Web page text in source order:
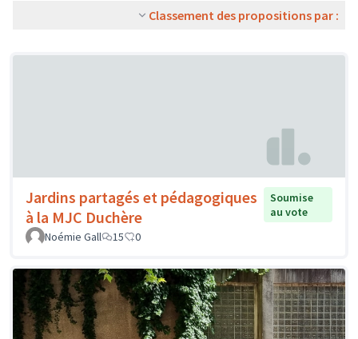
Classement des propositions par :
Jardins partagés et pédagogiques
à la MJC Duchère
Soumise
au vote
Noémie Gall
15 0